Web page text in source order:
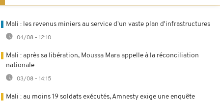
Mali : les revenus miniers au service d'un vaste plan d'infrastructures
04/08 - 12:10
Mali : après sa libération, Moussa Mara appelle à la réconciliation
nationale
03/08 - 14:15
Mali : au moins 19 soldats exécutés, Amnesty exige une enquête